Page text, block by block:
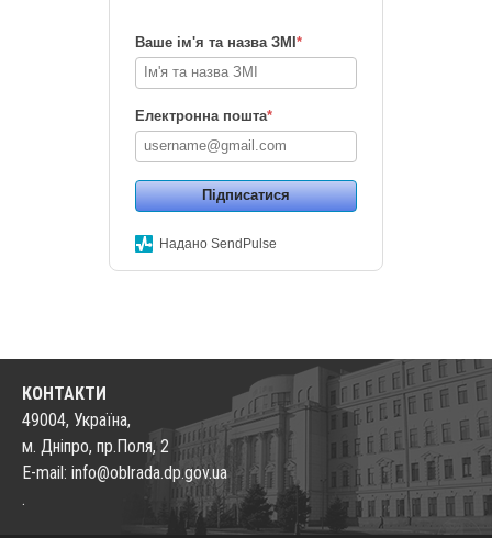
Ваше ім'я та назва ЗМІ*
Електронна пошта*
Підписатися
Надано SendPulse
КОНТАКТИ
49004, Україна,
м. Дніпро, пр.Поля, 2
E-mail: info@oblrada.dp.gov.ua
.